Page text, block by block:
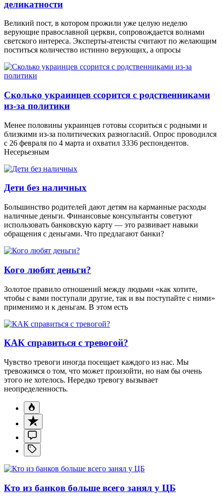
деликатности
Великий пост, в котором прожили уже целую неделю
верующие православной церкви, сопровождается волнами
светского интереса. Эксперты-атеисты считают по желающим
поститься количество истинно верующих, а опросы
Сколько украинцев ссорится с родственниками
из-за политики
Менее половины украинцев готовы ссориться с родными и
близкими из-за политических разногласий. Опрос проводился
с 26 февраля по 4 марта и охватил 3336 респондентов.
Несерьезным
Дети без наличных
Большинство родителей дают детям на карманные расходы
наличные деньги. Финансовые консультанты советуют
использовать банковскую карту — это развивает навыки
обращения с деньгами. Что предлагают банки?
Кого любят деньги?
Золотое правило отношений между людьми «как хотите,
чтобы с вами поступали другие, так и вы поступайте с ними»
применимо и к деньгам. В этом есть
КАК справиться с тревогой?
Чувство тревоги иногда посещает каждого из нас. Мы
тревожимся о том, что может произойти, но нам бы очень
этого не хотелось. Нередко тревогу вызывает
неопределенность.
Кто из банков больше всего занял у ЦБ